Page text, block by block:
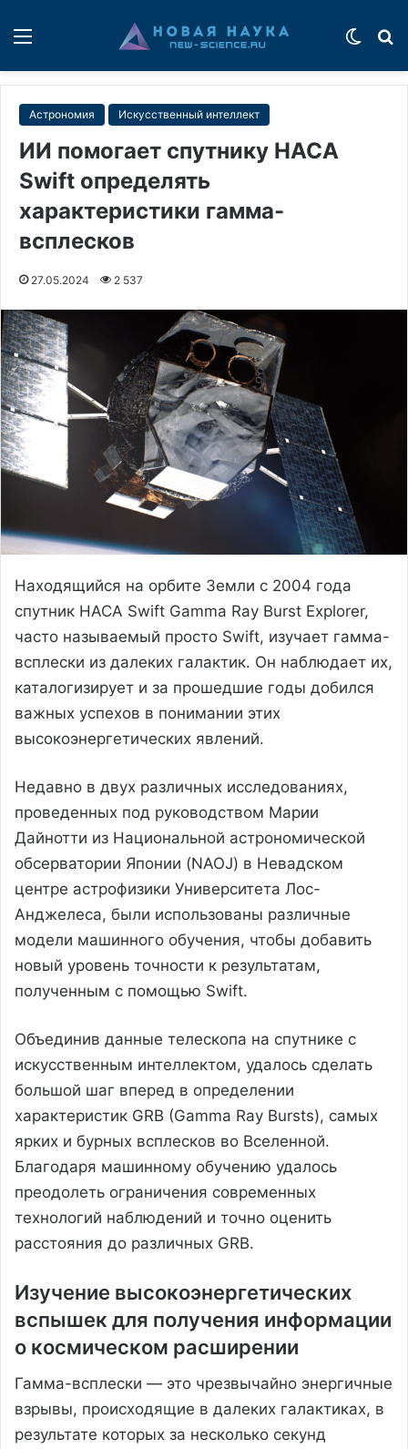
Астрономия Искусственный интеллект
ИИ помогает спутнику НАСА
Swift определять
характеристики гамма-
всплесков
27.05.2024 2 537
Находящийся на орбите Земли с 2004 года
спутник НАСА Swift Gamma Ray Burst Explorer,
часто называемый просто Swift, изучает гамма-
всплески из далеких галактик. Он наблюдает их,
каталогизирует и за прошедшие годы добился
важных успехов в понимании этих
высокоэнергетических явлений.
Недавно в двух различных исследованиях,
проведенных под руководством Марии
Дайнотти из Национальной астрономической
обсерватории Японии (NAOJ) в Невадском
центре астрофизики Университета Лос-
Анджелеса, были использованы различные
модели машинного обучения, чтобы добавить
новый уровень точности к результатам,
полученным с помощью Swift.
Объединив данные телескопа на спутнике с
искусственным интеллектом, удалось сделать
большой шаг вперед в определении
характеристик GRB (Gamma Ray Bursts), самых
ярких и бурных всплесков во Вселенной.
Благодаря машинному обучению удалось
преодолеть ограничения современных
технологий наблюдений и точно оценить
расстояния до различных GRB.
Изучение высокоэнергетических
вспышек для получения информации
о космическом расширении
Гамма-всплески — это чрезвычайно энергичные
взрывы, происходящие в далеких галактиках, в
результате которых за несколько секунд